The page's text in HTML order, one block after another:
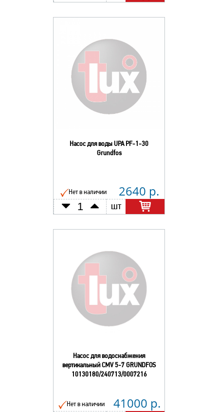
Насос для воды UPA PF-1-30
Grundfos
Нет в наличии 2640 р.
шт
Насос для водоснабжения
вертикальный CMV 5-7 GRUNDFOS
10130180/240713/0007216
Нет в наличии 41000 р.